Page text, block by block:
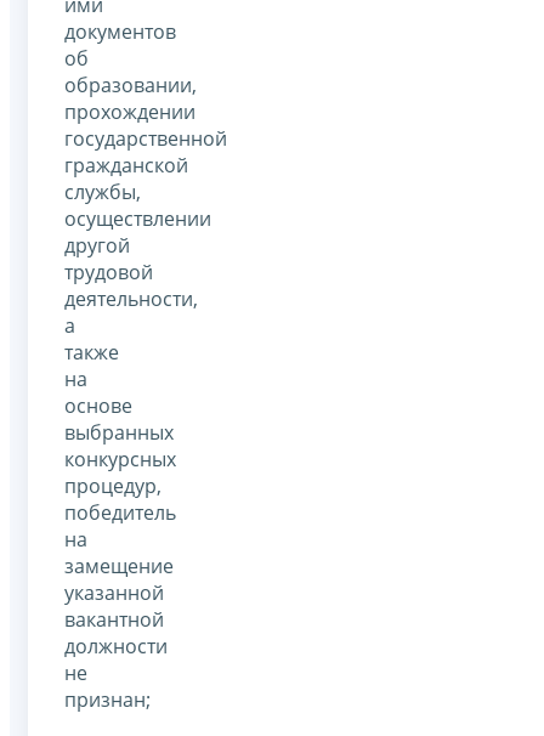
документов
об
образовании,
прохождении
государственной
гражданской
службы,
осуществлении
другой
трудовой
деятельности,
а
также
на
основе
выбранных
конкурсных
процедур,
победитель
на
замещение
указанной
вакантной
должности
не
признан;